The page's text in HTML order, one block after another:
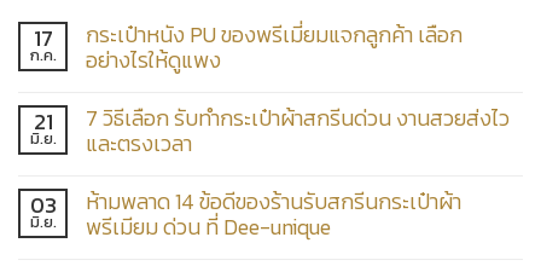
17
ก.ค.
กระเป๋าหนัง PU ของพรีเมี่ยมแจกลูกค้า เลือก
อย่างไรให้ดูแพง
21
มิ.ย.
7 วิธีเลือก รับทำกระเป๋าผ้าสกรีนด่วน งานสวยส่งไว
และตรงเวลา
03
มิ.ย.
ห้ามพลาด 14 ข้อดีของร้านรับสกรีนกระเป๋าผ้า
พรีเมียม ด่วน ที่ Dee-unique